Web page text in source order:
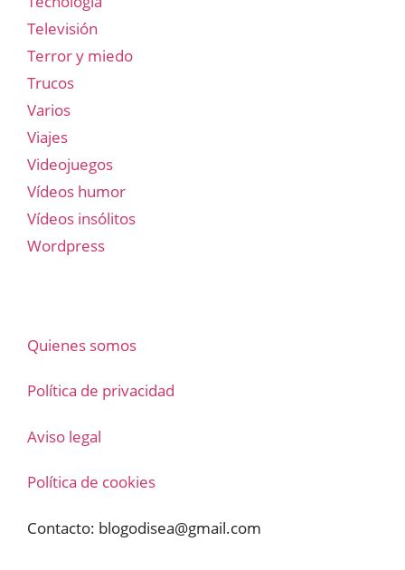
Televisión
Terror y miedo
Trucos
Varios
Viajes
Videojuegos
Vídeos humor
Vídeos insólitos
Wordpress
Quienes somos
Política de privacidad
Aviso legal
Política de cookies
Contacto: blogodisea@gmail.com